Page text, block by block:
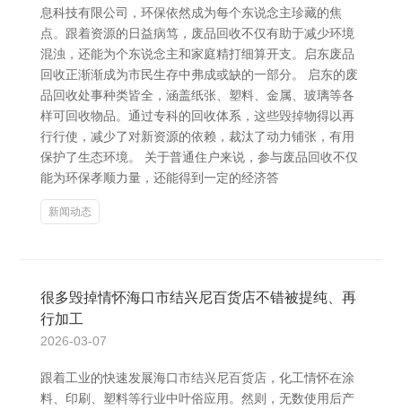
息科技有限公司，环保依然成为每个东说念主珍藏的焦
点。跟着资源的日益病笃，废品回收不仅有助于减少环境
混浊，还能为个东说念主和家庭精打细算开支。启东废品
回收正渐渐成为市民生存中弗成或缺的一部分。 启东的废
品回收处事种类皆全，涵盖纸张、塑料、金属、玻璃等各
样可回收物品。通过专科的回收体系，这些毁掉物得以再
行行使，减少了对新资源的依赖，裁汰了动力铺张，有用
保护了生态环境。 关于普通住户来说，参与废品回收不仅
能为环保孝顺力量，还能得到一定的经济答
新闻动态
很多毁掉情怀海口市结兴尼百货店不错被提纯、再
行加工
2026-03-07
跟着工业的快速发展海口市结兴尼百货店，化工情怀在涂
料、印刷、塑料等行业中叶俗应用。然则，无数使用后产